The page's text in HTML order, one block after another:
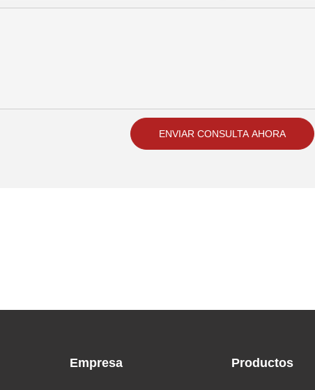
ENVIAR CONSULTA AHORA
Empresa Productos